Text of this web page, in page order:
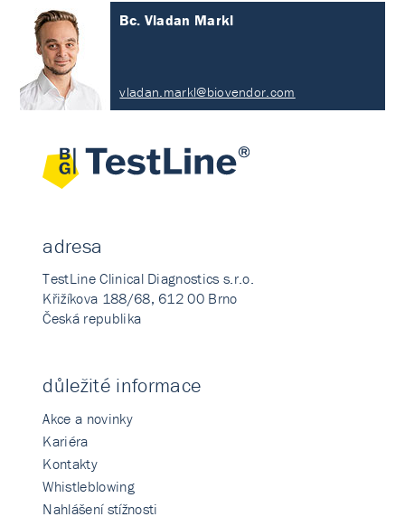
Bc. Vladan Markl
vladan.markl@biovendor.com
adresa
TestLine Clinical Diagnostics s.r.o.
Křižíkova 188/68, 612 00 Brno
Česká republika
důležité informace
Akce a novinky
Kariéra
Kontakty
Whistleblowing
Nahlášení stížnosti